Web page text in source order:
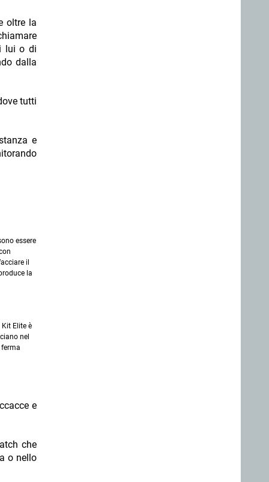
oltre la
lui o di
dalla
tutti
e
essere
il
la
Kit Elite è
nel
e
che
o nello